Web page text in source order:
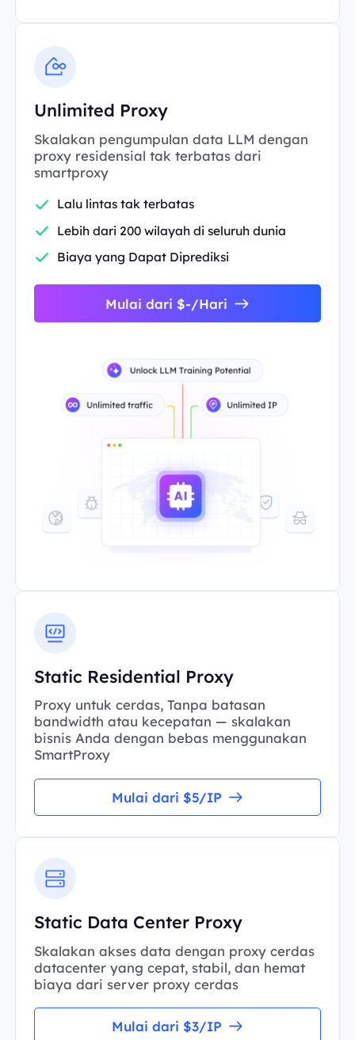
Unlimited Proxy
Skalakan pengumpulan data LLM dengan
proxy residensial tak terbatas dari
smartproxy
Lalu lintas tak terbatas
Lebih dari 200 wilayah di seluruh dunia
Biaya yang Dapat Diprediksi
Mulai dari $-/Hari
Static Residential Proxy
Proxy untuk cerdas, Tanpa batasan
bandwidth atau kecepatan — skalakan
bisnis Anda dengan bebas menggunakan
SmartProxy
Mulai dari $5/IP
Static Data Center Proxy
Skalakan akses data dengan proxy cerdas
datacenter yang cepat, stabil, dan hemat
biaya dari server proxy cerdas
Mulai dari $3/IP